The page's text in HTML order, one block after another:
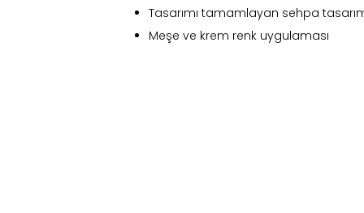
Tasarımı tamamlayan sehpa
Meşe ve krem renk uygulaması